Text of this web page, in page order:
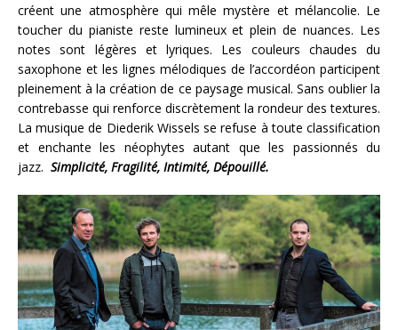
créent une atmosphère qui mêle mystère et mélancolie. Le
toucher du pianiste reste lumineux et plein de nuances. Les
notes sont légères et lyriques. Les couleurs chaudes du
saxophone et les lignes mélodiques de l’accordéon participent
pleinement à la création de ce paysage musical. Sans oublier la
contrebasse qui renforce discrètement la rondeur des textures.
La musique de Diederik Wissels se refuse à toute classification
et enchante les néophytes autant que les passionnés du
jazz. Simplicité, Fragilité, Intimité, Dépouillé.